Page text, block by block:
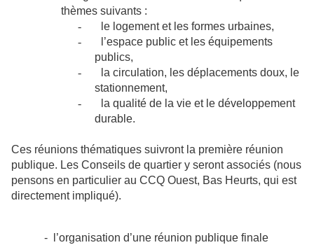
thèmes suivants :
-
le logement et les formes urbaines,
-
l’espace public et les équipements
publics,
-
la circulation, les déplacements doux, le
stationnement,
-
la qualité de la vie et le développement
durable.
Ces réunions thématiques suivront la première réunion
publique. Les Conseils de quartier y seront associés (nous
pensons en particulier au CCQ Ouest, Bas Heurts, qui est
directement impliqué).
-
l’organisation d’une réunion publique finale